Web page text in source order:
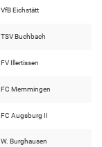
VfB Eichstätt
TSV Buchbach
FV Illertissen
FC Memmingen
FC Augsburg II
W. Burghausen